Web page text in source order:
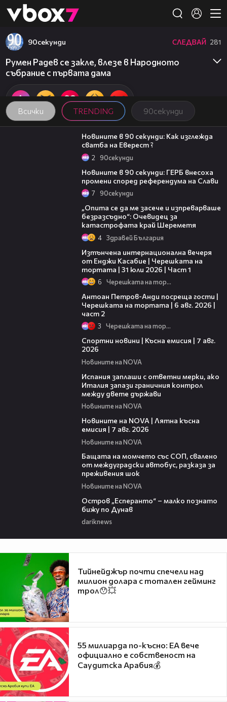
👾
Всички TRENDING 90секунди
90секунди СЛЕДВАЙ 281
Румен Радев се закле, влезе в Народното
събрание с първата дама
01:54
Новините в 90 секунди: Как изглежда
сватба на Еверест ?
2 90секунди
Новините в 90 секунди: ГЕРБ внесоха
промени според референдума на Слави
7 90секунди
„Опита се да ме засече и изпреварваше
безразсъдно“: Очевидец за
катастрофата край Шереметя
4 Здравей България
Изтънчена интернационална вечеря
от Енджи Касабие | Черешката на
тортата | 31 юли 2026 | Част 1
6 Черешката на тортата
Антоан Петров-Анди посреща гости |
Черешката на тортата | 6 авг. 2026 |
част 2
3 Черешката на тортата
Спортни новини | Късна емисия | 7 авг.
2026
Новините на NOVA
Испания заплаши с ответни мерки, ако
Италия запази граничния контрол
между двете държави
Новините на NOVA
Новините на NOVA | Лятна късна
емисия | 7 авг. 2026
Новините на NOVA
Бащата на момчето със СОП, свалено
от междуградски автобус, разказа за
преживения шок
Новините на NOVA
Остров „Есперанто“ – малко познато
бижу по Дунав
dariknews
Тийнейджър почти спечели над
милион долара с тотален гейминг
трол😯💥
55 милиарда по-късно: EA вече
официално е собственост на
Саудитска Арабия💰